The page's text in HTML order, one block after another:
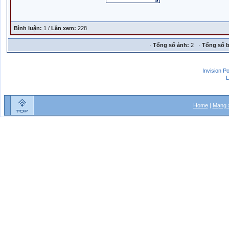
Bình luận: 1 / Lần xem: 228
· Tổng số ảnh: 2 · Tổng số
Invision
Home| Mạng